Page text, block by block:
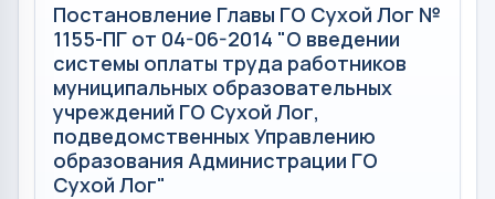
Постановление Главы ГО Сухой Лог №
1155-ПГ от 04-06-2014 "О введении
системы оплаты труда работников
муниципальных образовательных
учреждений ГО Сухой Лог,
подведомственных Управлению
образования Администрации ГО
Сухой Лог"